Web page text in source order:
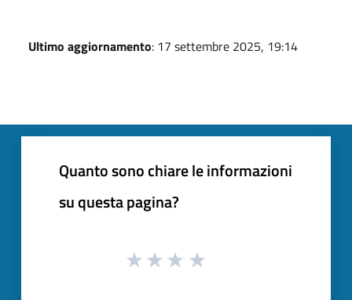
Ultimo aggiornamento: 17 settembre 2025, 19:14
Quanto sono chiare le informazioni
su questa pagina?